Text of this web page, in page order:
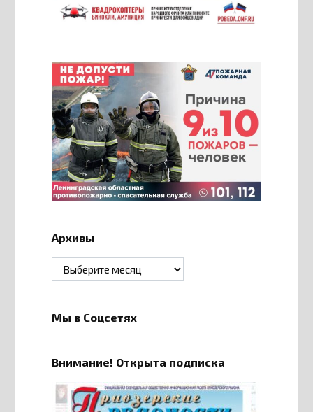
Архивы
Архивы
Мы в Соцсетях
Внимание! Открыта подписка